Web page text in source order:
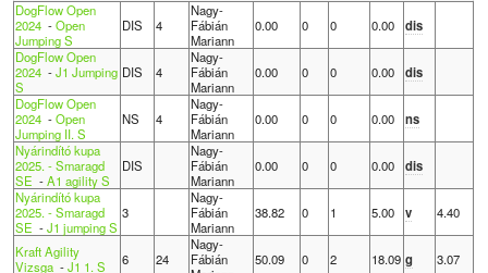
DogFlow Open
2024-Open
Jumping S
DIS 4
Nagy-
Fábián
Mariann
0.00 0 0 0.00
dis
DogFlow Open
2024-J1 Jumping
S
DIS 4
Nagy-
Fábián
Mariann
0.00 0 0 0.00
dis
DogFlow Open
2024-Open
Jumping II. S
NS 4
Nagy-
Fábián
Mariann
0.00 0 0 0.00
ns
Nyárindító kupa
2025. - Smaragd
SE -A1 agility S
DIS
Nagy-
Fábián
Mariann
0.00 0 0 0.00
dis
Nyárindító kupa
2025. - Smaragd
SE -J1 jumping S
3
Nagy-
Fábián
Mariann
38.82 0 1 5.00 v 4.40
Kraft Agility
Vizsga-J1 1. S 6 24
Nagy-
Fábián
50.09 0 2 18.09 g 3.07